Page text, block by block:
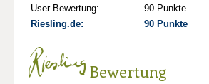
User Bewertung:
90 Punkte
Riesling.de:
90 Punkte
Bewertung